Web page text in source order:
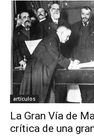
artículos
La Gran Vía de
crítica de una